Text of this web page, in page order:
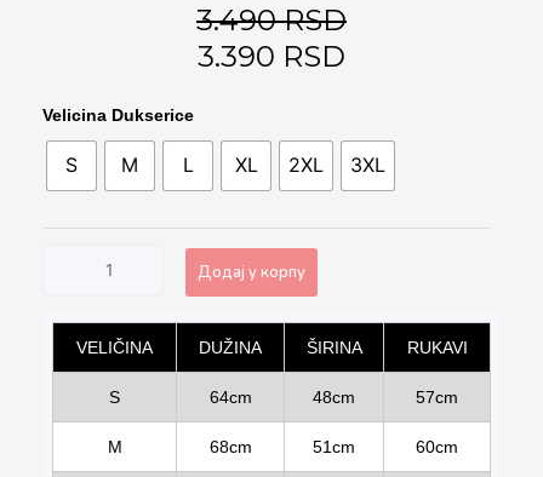
3.490RSD
3.390 RSD
Velicina Dukserice
S M L XL 2XL 3XL
Naruto
Dukserica
A05
количина
Додај у корпу
Alternative:
VELIČINA
DUŽINA ŠIRINA RUKAVI
S 64cm 48cm 57cm
M 68cm 51cm 60cm